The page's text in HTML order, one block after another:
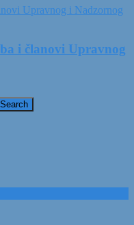
i članovi Upravnog